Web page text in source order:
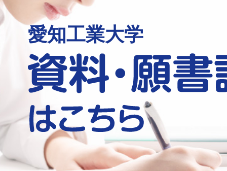
愛知工業大学